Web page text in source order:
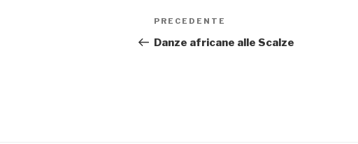
Navigazione
articoli
Articolo
precedente:
PRECEDENTE
Danze africane alle Scalze